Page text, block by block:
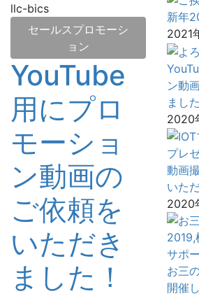
llc-bics
セールスプロモーシ
ョン
YouTube
用にプロ
モーショ
ン動画の
ご依頼を
いただき
ました！
新年
2021
ン動
まし
2020
プレ
動画
いた
2020
お三
開催